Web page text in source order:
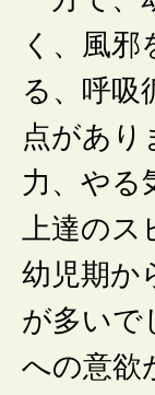
く、風
る、呼吸
点があり
力、やる
上達のス
幼児期か
が多いで
への意欲